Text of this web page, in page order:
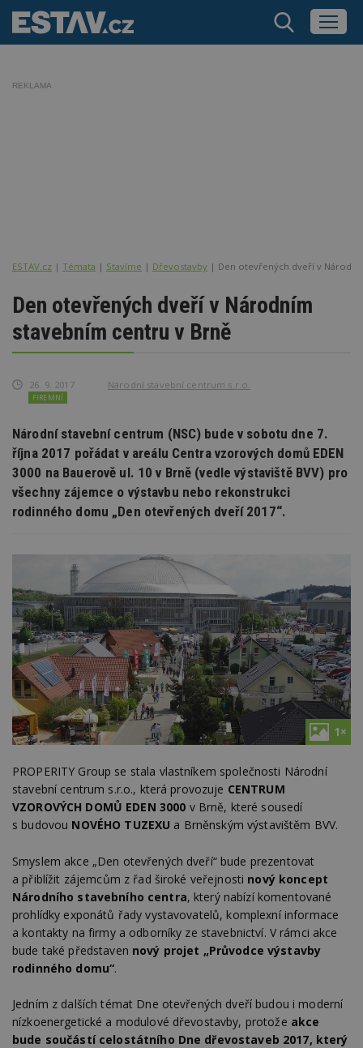
REKLAMA
ESTAV.cz Témata Stavíme Dřevostavby Den otevřených dveří v
Den otevřených dveří v Národním
stavebním centru v Brně
26. 9. 2017 Národní stavební centrum s.r.o.
FIREMNÍ
Národní stavební centrum (NSC) bude v sobotu dne 7.
října 2017 pořádat v areálu Centra vzorových domů EDEN
3000 na Bauerově ul. 10 v Brně (vedle výstaviště BVV) pro
všechny zájemce o výstavbu nebo rekonstrukci
rodinného domu „Den otevřených dveří 2017“.
1×
PROPERITY Group se stala vlastníkem společnosti Národní
stavební centrum s.r.o., která provozuje CENTRUM
VZOROVÝCH DOMŮ EDEN 3000 v Brně, které sousedí
s budovou NOVÉHO TUZEXU a Brněnským výstavištěm BVV.
Smyslem akce „Den otevřených dveří“ bude prezentovat
a přiblížit zájemcům z řad široké veřejnosti nový koncept
Národního stavebního centra, který nabízí komentované
prohlídky exponátů řady vystavovatelů, komplexní informace
a kontakty na firmy a odborníky ze stavebnictví. V rámci akce
bude také představen nový projet „Průvodce výstavby
rodinného domu“.
Jedním z dalších témat Dne otevřených dveří budou i moderní
nízkoenergetické a modulové dřevostavby, protože akce
bude součástí celostátního Dne dřevostaveb 2017, který